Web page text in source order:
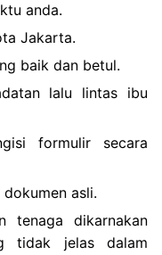
anda.
Jakarta.
baik dan betul.
lalu lintas ibu
formulir secara
asli.
tenaga dikarnakan
tidak jelas dalam